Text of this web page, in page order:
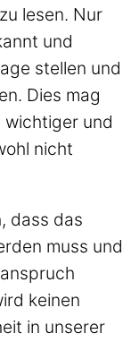
lesen. Nur
und
stellen und
Dies mag
wichtiger und
nicht
dass das
muss und
keinen
in unserer